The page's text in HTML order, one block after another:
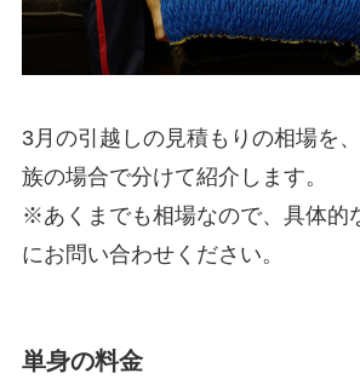
3月の引越しの見積もりの相場を
族の場合で分けて紹介します。
※あくまでも相場なので、具体的
にお問い合わせください。
単身の料金